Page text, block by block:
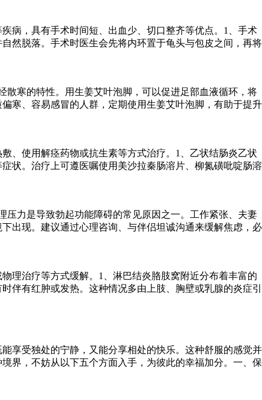
病，具有手术时间短、出血少、切口整齐等优点。1、手术
然脱落。手术时医生会先将内环置于龟头与包皮之间，再将
寒的特性。用生姜艾叶泡脚，可以促进足部血液循环，将
寒、容易感冒的人群，定期使用生姜艾叶泡脚，有助于提升
、使用解痉药物或抗生素等方式治疗。1、乙状结肠炎乙状
状。治疗上可遵医嘱使用美沙拉秦肠溶片、柳氮磺吡啶肠溶
力是导致勃起功能障碍的常见原因之一。工作紧张、夫妻
出现。建议通过心理咨询、与伴侣坦诚沟通来缓解焦虑，必
理治疗等方式缓解。1、淋巴结炎胳肢窝附近分布着丰富的
伴有红肿或发热。这种情况多由上肢、胸壁或乳腺的炎症引
享受独处的宁静，又能分享相处的快乐。这种舒服的感觉并
界，不妨从以下五个方面入手，为彼此的幸福加分。一、保